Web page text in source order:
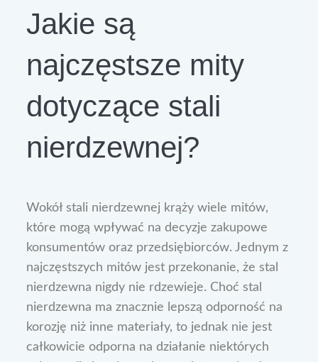
Jakie są
najczęstsze mity
dotyczące stali
nierdzewnej?
Wokół stali nierdzewnej krąży wiele mitów,
które mogą wpływać na decyzje zakupowe
konsumentów oraz przedsiębiorców. Jednym z
najczęstszych mitów jest przekonanie, że stal
nierdzewna nigdy nie rdzewieje. Choć stal
nierdzewna ma znacznie lepszą odporność na
korozję niż inne materiały, to jednak nie jest
całkowicie odporna na działanie niektórych